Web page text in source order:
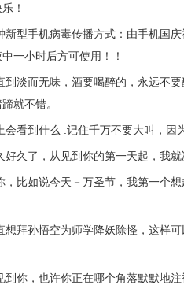
！
手机病毒传播方式：由手机国庆
一小时后方可使用！！
而无味，酒要喝醉的，永远不要
就不错。
到什么 .记住千万不要大叫，因
了，从见到你的第一天起，我就
如说今天－万圣节，我第一个想
孙悟空为师学降妖除怪，这样可
，也许你正在哪个角落默默地注